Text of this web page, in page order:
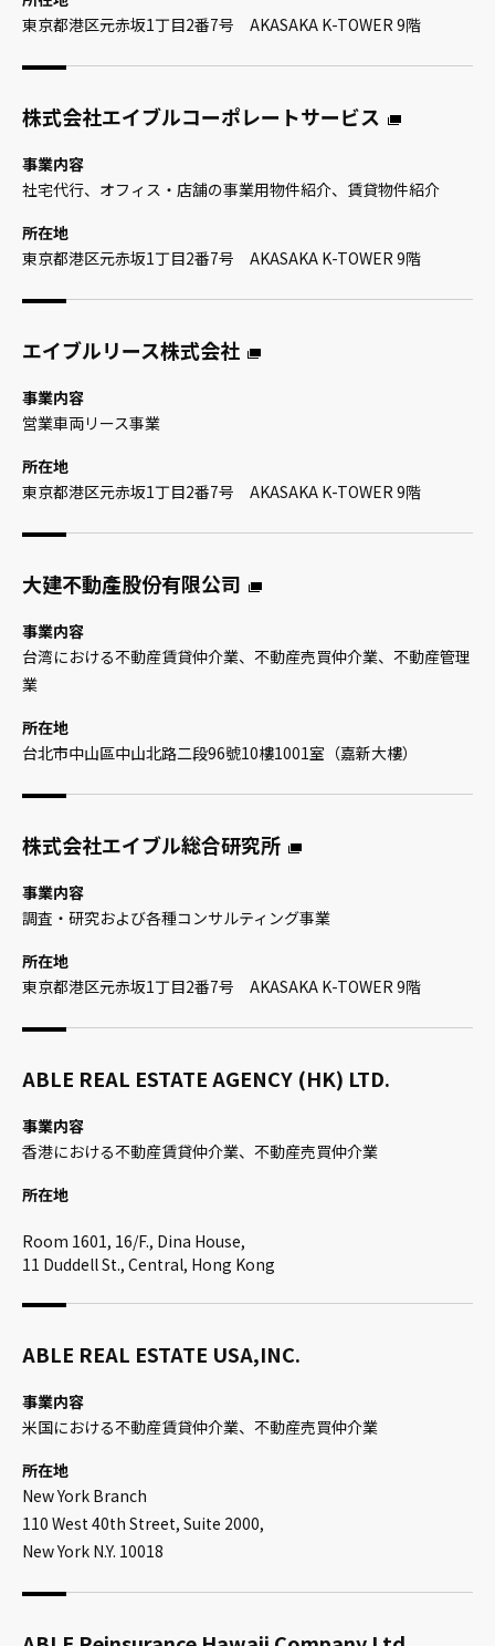
東京都港区元赤坂1丁目2番7号 AKASAKA K-TOWER 9階
株式会社エイブルコーポレートサービス
事業内容
社宅代行、オフィス・店舗の事業用物件紹介、賃貸物件紹介
所在地
東京都港区元赤坂1丁目2番7号 AKASAKA K-TOWER 9階
エイブルリース株式会社
事業内容
営業車両リース事業
所在地
東京都港区元赤坂1丁目2番7号 AKASAKA K-TOWER 9階
大建不動產股份有限公司
事業内容
台湾における不動産賃貸仲介業、不動産売買仲介業、不動産管理
業
所在地
台北市中山區中山北路二段96號10樓1001室（嘉新大樓）
株式会社エイブル総合研究所
事業内容
調査・研究および各種コンサルティング事業
所在地
東京都港区元赤坂1丁目2番7号 AKASAKA K-TOWER 9階
ABLE REAL ESTATE AGENCY (HK) LTD.
事業内容
香港における不動産賃貸仲介業、不動産売買仲介業
所在地
Room 1601, 16/F., Dina House,
11 Duddell St., Central, Hong Kong
ABLE REAL ESTATE USA,INC.
事業内容
米国における不動産賃貸仲介業、不動産売買仲介業
所在地
New York Branch
110 West 40th Street, Suite 2000,
New York N.Y. 10018